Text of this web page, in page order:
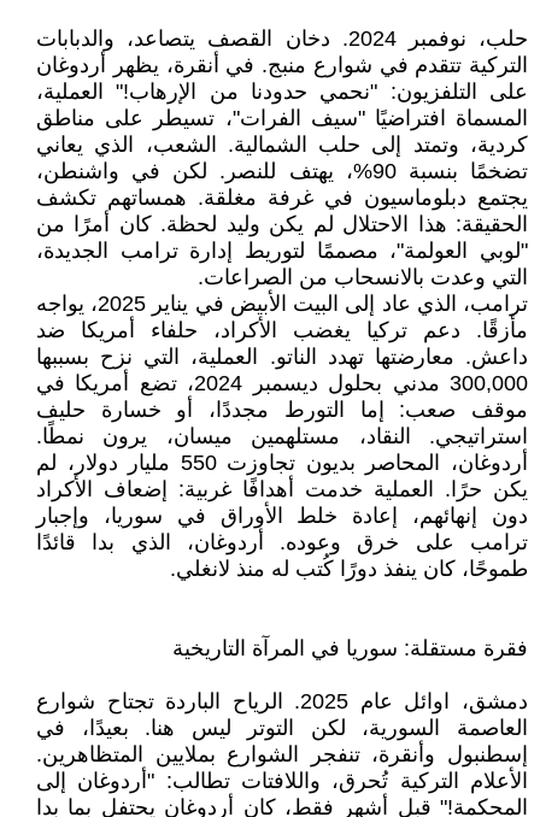
حلب، نوفمبر 2024. دخان القصف يتصاعد، والدبابات
التركية تتقدم في شوارع منبج. في أنقرة، يظهر أردوغان
على التلفزيون: "نحمي حدودنا من الإرهاب!" العملية،
المسماة افتراضيًا "سيف الفرات"، تسيطر على مناطق
كردية، وتمتد إلى حلب الشمالية. الشعب، الذي يعاني
تضخمًا بنسبة 90%، يهتف للنصر. لكن في واشنطن،
يجتمع دبلوماسيون في غرفة مغلقة. همساتهم تكشف
الحقيقة: هذا الاحتلال لم يكن وليد لحظة. كان أمرًا من
"لوبي العولمة"، مصممًا لتوريط إدارة ترامب الجديدة،
التي وعدت بالانسحاب من الصراعات.
ترامب، الذي عاد إلى البيت الأبيض في يناير 2025، يواجه
مأزقًا. دعم تركيا يغضب الأكراد، حلفاء أمريكا ضد
داعش. معارضتها تهدد الناتو. العملية، التي نزح بسببها
300,000 مدني بحلول ديسمبر 2024، تضع أمريكا في
موقف صعب: إما التورط مجددًا، أو خسارة حليف
استراتيجي. النقاد، مستلهمين ميسان، يرون نمطًا.
أردوغان، المحاصر بديون تجاوزت 550 مليار دولار، لم
يكن حرًا. العملية خدمت أهدافًا غربية: إضعاف الأكراد
دون إنهائهم، إعادة خلط الأوراق في سوريا، وإجبار
ترامب على خرق وعوده. أردوغان، الذي بدا قائدًا
طموحًا، كان ينفذ دورًا كُتب له منذ لانغلي.
فقرة مستقلة: سوريا في المرآة التاريخية
دمشق، اوائل عام 2025. الرياح الباردة تجتاح شوارع
العاصمة السورية، لكن التوتر ليس هنا. بعيدًا، في
إسطنبول وأنقرة، تنفجر الشوارع بملايين المتظاهرين.
الأعلام التركية تُحرق، واللافتات تطالب: "أردوغان إلى
المحكمة!" قبل أشهر فقط، كان أردوغان يحتفل بما بدا